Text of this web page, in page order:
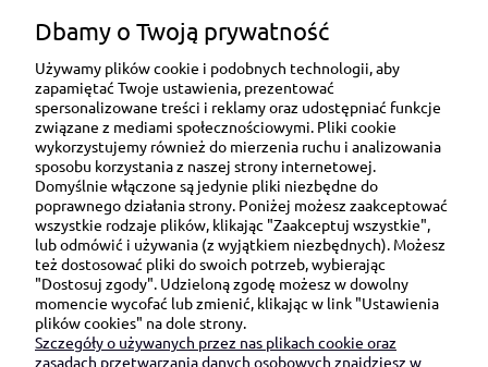
Ul. Brukowa 6/8 lok. 57/58
91-341 Łódź
NIP: 6751510615
SKONTAKTUJ SIĘ Z NAMI:
sklep@be-happygifts.com
Dbamy o Twoją prywatność
Używamy plików cookie i podobnych technologii, aby
zapamiętać Twoje ustawienia, prezentować
spersonalizowane treści i reklamy oraz udostępniać funkcje
związane z mediami społecznościowymi. Pliki cookie
wykorzystujemy również do mierzenia ruchu i analizowania
sposobu korzystania z naszej strony internetowej.
Domyślnie włączone są jedynie pliki niezbędne do
poprawnego działania strony. Poniżej możesz zaakceptować
wszystkie rodzaje plików, klikając "Zaakceptuj wszystkie",
lub odmówić i używania (z wyjątkiem niezbędnych). Możesz
też dostosować pliki do swoich potrzeb, wybierając
"Dostosuj zgody". Udzieloną zgodę możesz w dowolny
momencie wycofać lub zmienić, klikając w link "Ustawienia
plików cookies" na dole strony.
Szczegóły o używanych przez nas plikach cookie oraz
zasadach przetwarzania danych osobowych znajdziesz w